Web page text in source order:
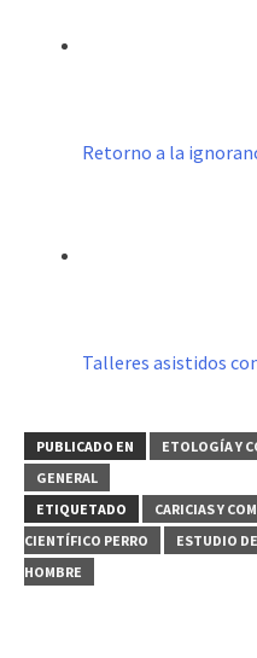
Retorno a la
Talleres asistidos
PUBLICADO EN
ETOLOGÍA Y
GENERAL
ETIQUETADO
CARICIAS Y
CIENTÍFICO PERRO
ESTUDIO
HOMBRE